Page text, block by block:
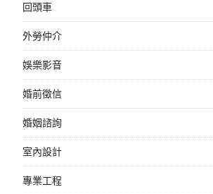
回頭車
外勞仲介
娛樂影音
婚前徵信
婚姻諮詢
室內設計
專業工程